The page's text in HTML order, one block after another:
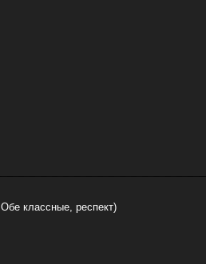
Обе классные, респект)